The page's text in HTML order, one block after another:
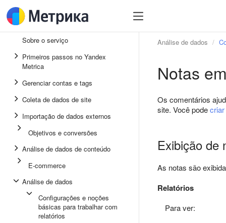
Sobre o serviço
Primeiros passos no Yandex
Metrica
Gerenciar contas e tags
Coleta de dados de site
Importação de dados externos
Objetivos e conversões
Análise de dados de conteúdo
E-commerce
Análise de dados
Configurações e noções
básicas para trabalhar com
relatórios
Análise de dados
Notas
Os comentários
site. Você pode
Exibição de
As notas são
Relatórios
Para ver: